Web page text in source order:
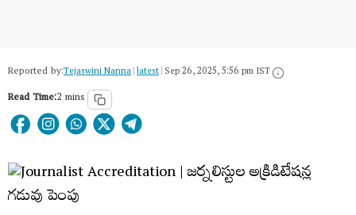
Reported by:Tejaswini Nanna|latest|Sep 26, 2025, 5:56 pm IST
Read Time:2 mins